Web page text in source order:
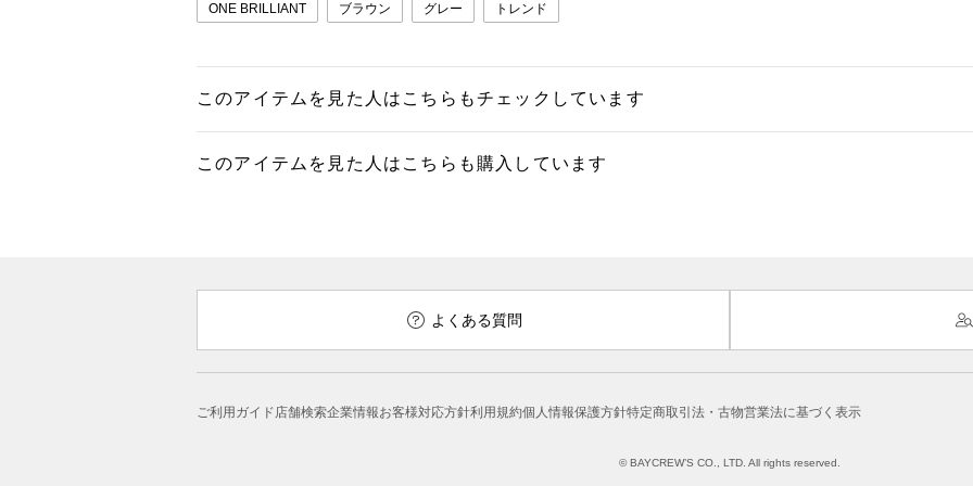
ONE BRILLIANT ブラウン グレー トレンド
このアイテムを見た人はこちらもチェックしています
このアイテムを見た人はこちらも購入しています
よくある質問
ご利用ガイド店舗検索企業情報お客様対応方針利用規約個人情報保護方針特定商取引法・古物営業法に基づく表示
© BAYCREW’S CO., LTD. All rights reserved.